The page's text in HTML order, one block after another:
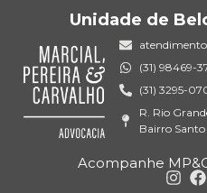
Unidade de
(31) 98469-
(31) 3295-
R. Rio
Bairro
Acompanhe